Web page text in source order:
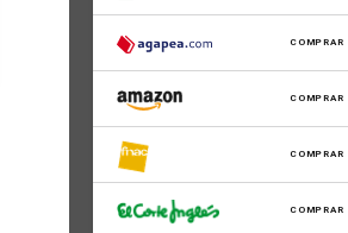
COMPRAR
COMPRAR
COMPRAR
COMPRAR